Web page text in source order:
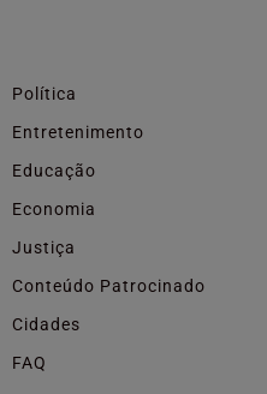
Política
Entretenimento
Educação
Economia
Justiça
Conteúdo Patrocinado
Cidades
FAQ